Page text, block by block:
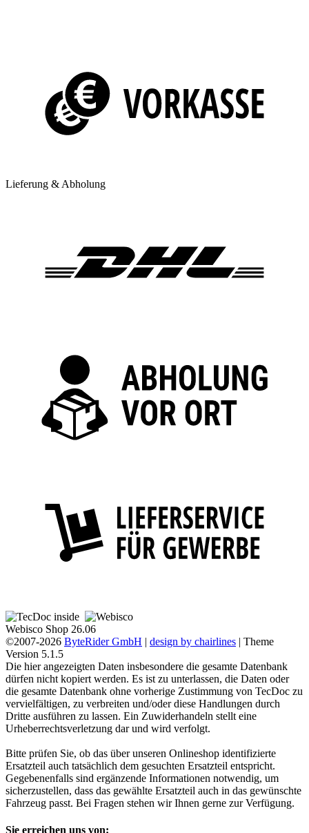
Lieferung & Abholung
Webisco Shop 26.06
©2007-2026 ByteRider GmbH | design by chairlines | Theme
Version 5.1.5
Die hier angezeigten Daten insbesondere die gesamte Datenbank
dürfen nicht kopiert werden. Es ist zu unterlassen, die Daten oder
die gesamte Datenbank ohne vorherige Zustimmung von TecDoc zu
vervielfältigen, zu verbreiten und/oder diese Handlungen durch
Dritte ausführen zu lassen. Ein Zuwiderhandeln stellt eine
Urheberrechtsverletzung dar und wird verfolgt.
Bitte prüfen Sie, ob das über unseren Onlineshop identifizierte
Ersatzteil auch tatsächlich dem gesuchten Ersatzteil entspricht.
Gegebenenfalls sind ergänzende Informationen notwendig, um
sicherzustellen, dass das gewählte Ersatzteil auch in das gewünschte
Fahrzeug passt. Bei Fragen stehen wir Ihnen gerne zur Verfügung.
Sie erreichen uns von: